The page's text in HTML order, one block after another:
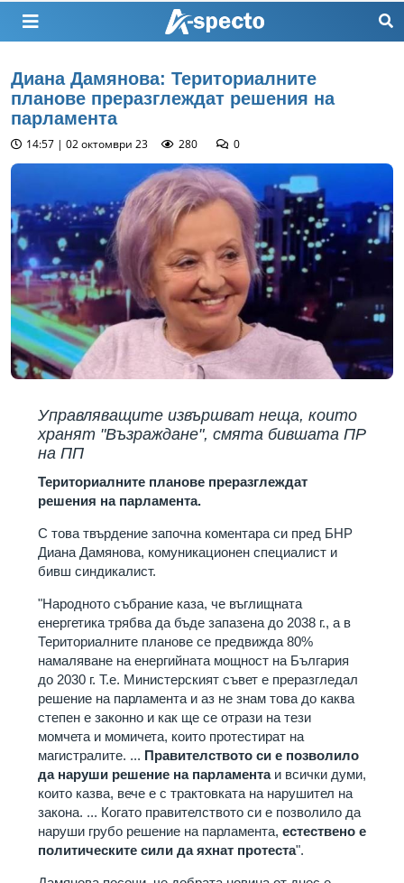
Диана Дамянова: Териториалните
планове преразглеждат решения на
парламента
14:57 | 02 октомври 23 280 0
Управляващите извършват неща, които
хранят "Възраждане", смята бившата ПР
на ПП
Териториалните планове преразглеждат
решения на парламента.
С това твърдение започна коментара си пред БНР
Диана Дамянова, комуникационен специалист и
бивш синдикалист.
"Народното събрание каза, че въглищната
енергетика трябва да бъде запазена до 2038 г., а в
Териториалните планове се предвижда 80%
намаляване на енергийната мощност на България
до 2030 г. Т.е. Министерският съвет е преразгледал
решение на парламента и аз не знам това до каква
степен е законно и как ще се отрази на тези
момчета и момичета, които протестират на
магистралите. ... Правителството си е позволило
да наруши решение на парламента и всички думи,
които казва, вече е с трактовката на нарушител на
закона. ... Когато правителството си е позволило да
наруши грубо решение на парламента, естествено е
политическите сили да яхнат протеста".